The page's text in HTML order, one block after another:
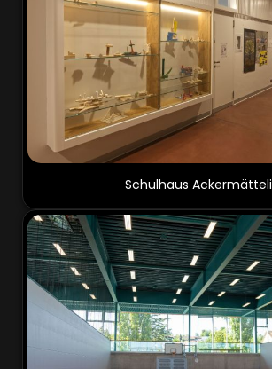
Schulhaus Ackermätteli